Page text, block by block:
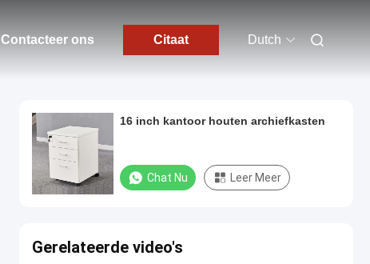
Contacteer ons Citaat Dutch
16 inch kantoor houten archiefkasten
Chat Nu Leer Meer
Gerelateerde video's